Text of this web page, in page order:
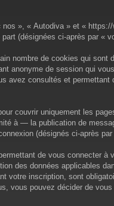
», « Autodiva » et «
(désignées ci-après par «
nombre de cookies qui sont
anonyme de session qui
consultés et permettant
couvrir uniquement les
à — la publication de
(désignés ci-après
de vous connecter à
des données applicables
votre inscription, sont
vous pouvez décider de